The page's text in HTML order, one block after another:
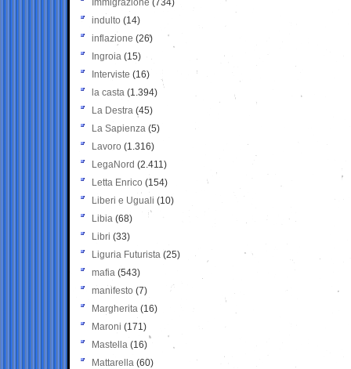
Immigrazione (734)
indulto (14)
inflazione (26)
Ingroia (15)
Interviste (16)
la casta (1.394)
La Destra (45)
La Sapienza (5)
Lavoro (1.316)
LegaNord (2.411)
Letta Enrico (154)
Liberi e Uguali (10)
Libia (68)
Libri (33)
Liguria Futurista (25)
mafia (543)
manifesto (7)
Margherita (16)
Maroni (171)
Mastella (16)
Mattarella (60)